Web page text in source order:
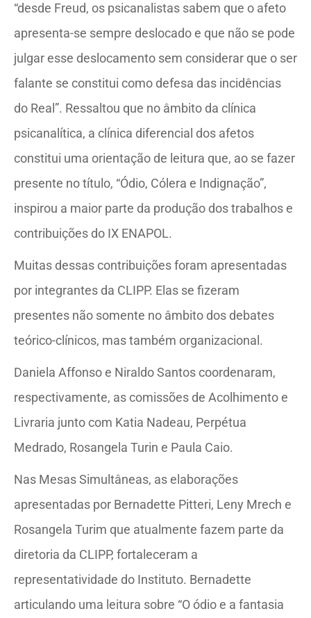
“desde Freud, os psicanalistas sabem que o afeto
apresenta-se sempre deslocado e que não se pode
julgar esse deslocamento sem considerar que o ser
falante se constitui como defesa das incidências
do Real”. Ressaltou que no âmbito da clínica
psicanalítica, a clínica diferencial dos afetos
constitui uma orientação de leitura que, ao se fazer
presente no título, “Ódio, Cólera e Indignação”,
inspirou a maior parte da produção dos trabalhos e
contribuições do IX ENAPOL.
Muitas dessas contribuições foram apresentadas
por integrantes da CLIPP. Elas se fizeram
presentes não somente no âmbito dos debates
teórico-clínicos, mas também organizacional.
Daniela Affonso e Niraldo Santos coordenaram,
respectivamente, as comissões de Acolhimento e
Livraria junto com Katia Nadeau, Perpétua
Medrado, Rosangela Turin e Paula Caio.
Nas Mesas Simultâneas, as elaborações
apresentadas por Bernadette Pitteri, Leny Mrech e
Rosangela Turim que atualmente fazem parte da
diretoria da CLIPP, fortaleceram a
representatividade do Instituto. Bernadette
articulando uma leitura sobre “O ódio e a fantasia